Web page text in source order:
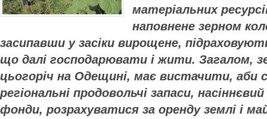
матеріальних
наповнене зерном
засипавши у засіки вирощене,
що далі господарювати і жити. Загалом,
цьогоріч на Одещині, має вистачити, аби
регіональні продовольчі запаси,
фонди, розрахуватися за оренду землі і